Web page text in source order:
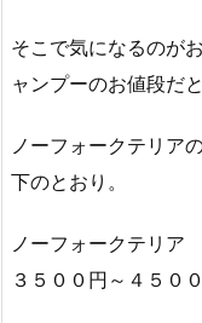
そこで気になるのが
ャンプーのお値段だ
ノーフォークテリア
下のとおり。
ノーフォークテリ
３５００円～４５０